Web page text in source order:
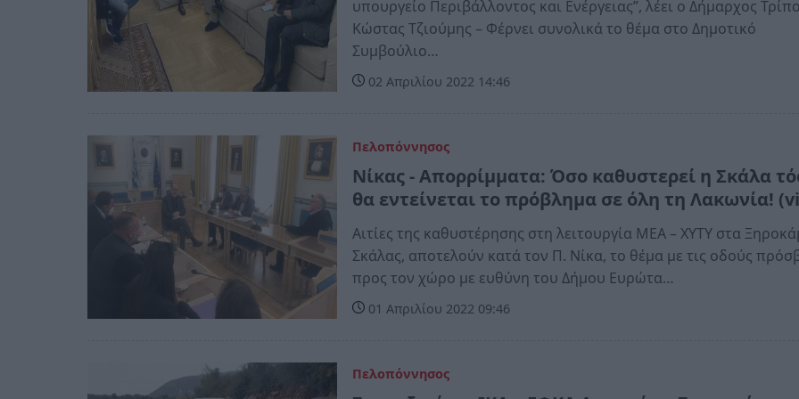
υπουργείο Περιβάλλοντος και Ενέργειας”, λέει ο Δήμαρχος
Κώστας Τζιούμης – Φέρνει συνολικά το θέμα στο Δημοτικό
Συμβούλιο…
02 Απριλίου 2022 14:46
Πελοπόννησος
Νίκας - Απορρίμματα: Όσο καθυστερεί η Σκάλα
θα εντείνεται το πρόβλημα σε όλη τη Λακωνία!
Αιτίες της καθυστέρησης στη λειτουργία ΜΕΑ – ΧΥΤΥ στα
Σκάλας, αποτελούν κατά τον Π. Νίκα, το θέμα με τις οδούς
προς τον χώρο με ευθύνη του Δήμου Ευρώτα…
01 Απριλίου 2022 09:46
Πελοπόννησος